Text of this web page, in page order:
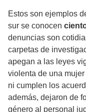
Estos son ejemplos
sur se conocen
denuncias son
carpetas de
apegan a las leyes
violenta de una
ni cumplen los
además, dejaron de
género al personal